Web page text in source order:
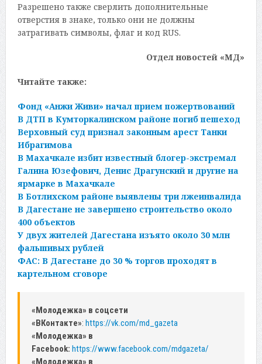
Разрешено также сверлить дополнительные
отверстия в знаке, только они не должны
затрагивать символы, флаг и код RUS.
Отдел новостей «МД»
Читайте также:
Фонд «Анжи Живи» начал прием пожертвований
В ДТП в Кумторкалинском районе погиб пешеход
Верховный суд признал законным арест Танки
Ибрагимова
В Махачкале избит известный блогер-экстремал
Галина Юзефович, Денис Драгунский и другие на
ярмарке в Махачкале
В Ботлихском районе выявлены три лжеинвалида
В Дагестане не завершено строительство около
400 объектов
У двух жителей Дагестана изъято около 30 млн
фальшивых рублей
ФАС: В Дагестане до 30 % торгов проходят в
картельном сговоре
«Молодежка» в соцсети
«ВКонтакте»: https://vk.com/md_gazeta
«Молодежка» в
Facebook: https://www.facebook.com/mdgazeta/
«Молодежка» в